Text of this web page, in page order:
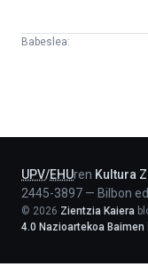
Babeslea:
UPV/EHUren Kultura
2445-3897 — Bilbon
© 2026 Zientzia Kaiera
4.0 Nazioartekoa Baimen